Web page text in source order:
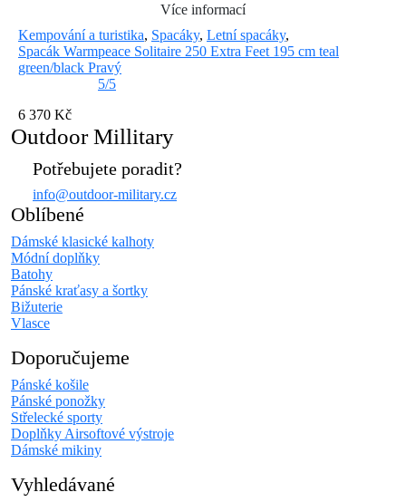
Více informací
Kempování a turistika, Spacáky, Letní spacáky,
Spacák Warmpeace Solitaire 250 Extra Feet 195 cm teal
green/black Pravý
5/5
6 370 Kč
Outdoor Millitary
Potřebujete poradit?
info@outdoor-military.cz
Oblíbené
Dámské klasické kalhoty
Módní doplňky
Batohy
Pánské kraťasy a šortky
Bižuterie
Vlasce
Doporučujeme
Pánské košile
Pánské ponožky
Střelecké sporty
Doplňky Airsoftové výstroje
Dámské mikiny
Vyhledávané